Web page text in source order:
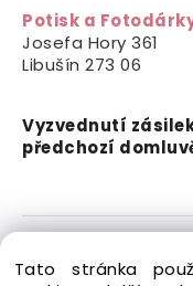
Potisk a
Josefa Hory 361
Libušín 273 06
Vyzvednutí
předchozí
práva vyhrazena.
Tato stránka